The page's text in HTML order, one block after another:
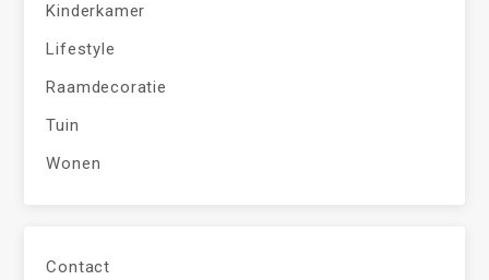
Kinderkamer
Lifestyle
Raamdecoratie
Tuin
Wonen
Contact